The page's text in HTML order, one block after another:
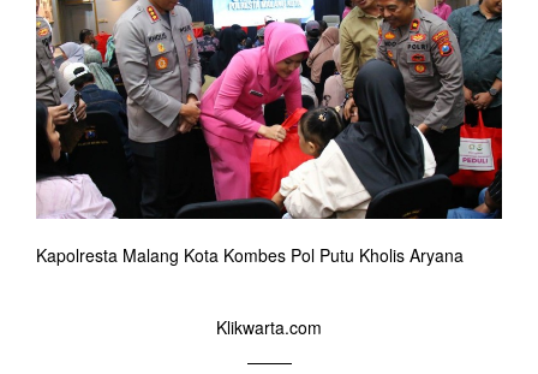
Kapolresta Malang Kota Kombes Pol Putu Kholis Aryana
Klikwarta.com